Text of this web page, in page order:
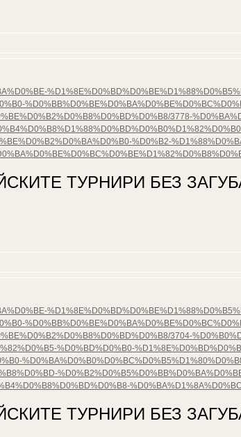
3778-
%D0%B2-
ТУРНИРИ БЕЗ
3704-
%D0%BD%D0%B0-
ТУРНИРИ БЕЗ